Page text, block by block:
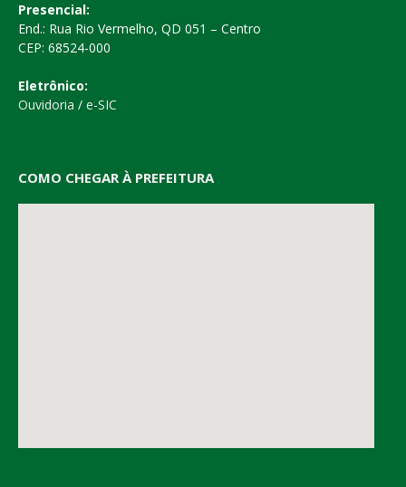
Presencial:
End.: Rua Rio Vermelho, QD 051 – Centro
CEP: 68524-000
Eletrônico:
Ouvidoria / e-SIC
COMO CHEGAR À PREFEITURA